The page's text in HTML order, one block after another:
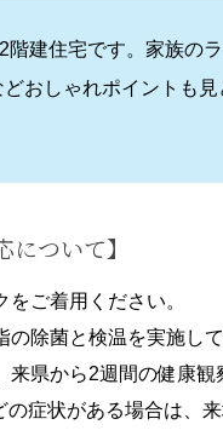
階建住宅です。家族
おしゃれポイントも
について】
ご着用ください。
の除菌と検温を実施し
県から2週間の健康観
症状がある場合は、